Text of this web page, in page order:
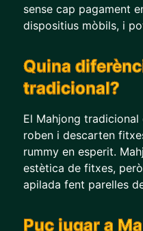
sense cap pagament
dispositius mòbils, i
Quina
tradicional?
El Mahjong
roben i descarten
rummy en esperit.
estètica de fitxes,
apilada fent parelles
Puc jugar a